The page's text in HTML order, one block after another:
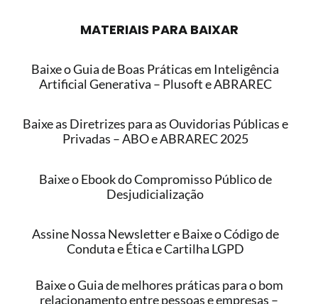
MATERIAIS PARA BAIXAR
Baixe o Guia de Boas Práticas em Inteligência
Artificial Generativa – Plusoft e ABRAREC
Baixe as Diretrizes para as Ouvidorias Públicas e
Privadas – ABO e ABRAREC 2025
Baixe o Ebook do Compromisso Público de
Desjudicialização
Assine Nossa Newsletter e Baixe o Código de
Conduta e Ética e Cartilha LGPD
Baixe o Guia de melhores práticas para o bom
relacionamento entre pessoas e empresas –